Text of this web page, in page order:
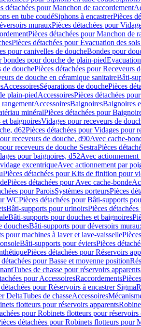
détachées pour Manchon de raccordement
en tube coudéSiphons à encastrerPièces
murauxPièces détachées pour
Pièces détachées pour Manchon de
Pièces détachées pour Évacuation des
pour canivelles de doucheBondes pour
bondes pour douche de plain-pied
de douchePièces détachées pour Receveurs
de douche en céramique sanitaireBâti-
AccessoiresSéparations de douchePièces
plain-piedAccessoiresPièces détachées
rangementAccessoiresBaignoiresBaignoires
minéralPièces détachées pour
et baignoiresVidages pour receveurs de
d62Pièces détachées pour Vidages pour
receveurs de douche, d90Avec cache-
receveurs de douche SestraPièces
pour baignoires, d52Avec
excentriqueAvec actionnement par
Pièces détachées pour Kits de finition pour
Pièces détachées pour Avec cache-bonde
pour ParoisSystèmes porteursPièces
WCPièces détachées pour Bâti-supports
Bâti-supports pour urinoirsPièces
Bâti-supports pour douches et baignoires
douchesBâti-supports pour déversoirs
pour machines à laver et lave-vaisselle
Bâti-supports pour éviersPièces
Pièces détachées pour Réservoirs
détachées pour Basse et moyenne position
Tubes de chasse pour réservoirs apparents
pour AccessoiresRaccordements
pour Réservoirs à encastrer Sigma
DeltaTubes de chasseAccessoires
flotteurs pour réservoirs apparents
pour Robinets flotteurs pour réservoirs
détachées pour Robinets flotteurs pour